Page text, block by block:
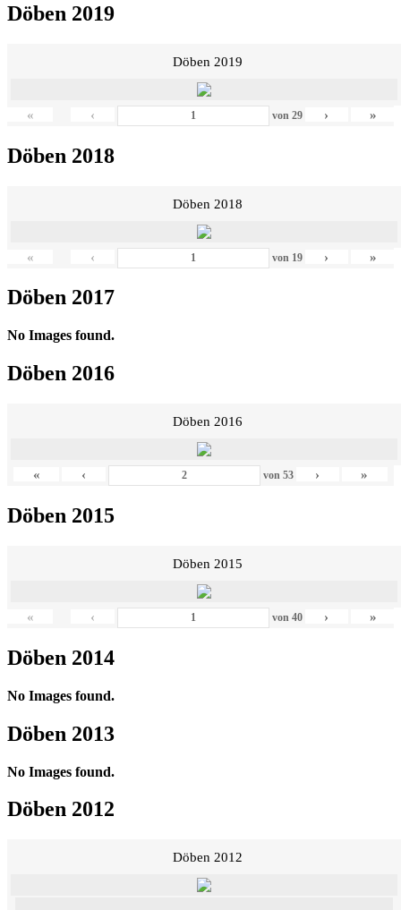
Döben 2019
Döben 2019
« ‹ von 29 › »
Döben 2018
Döben 2018
« ‹ von 19 › »
Döben 2017
No Images found.
Döben 2016
Döben 2016
« ‹ von 53 › »
Döben 2015
Döben 2015
« ‹ von 40 › »
Döben 2014
No Images found.
Döben 2013
No Images found.
Döben 2012
Döben 2012